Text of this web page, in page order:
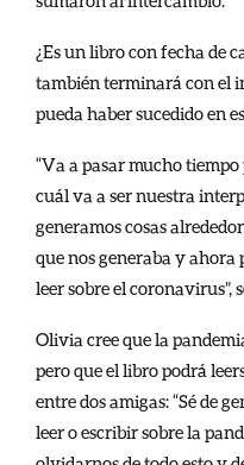
¿Es un libro con fecha de
también terminará con el
pueda haber sucedido en
“Va a pasar mucho tiempo
cuál va a ser nuestra
generamos cosas
que nos generaba y ahora
leer sobre el coronavirus”,
Olivia cree que la
pero que el libro podrá
entre dos amigas: “Sé de
leer o escribir sobre la